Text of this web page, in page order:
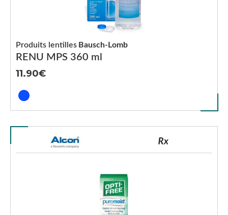
RENU MPS 360 ml
Produits lentilles Bausch-Lomb
11.90